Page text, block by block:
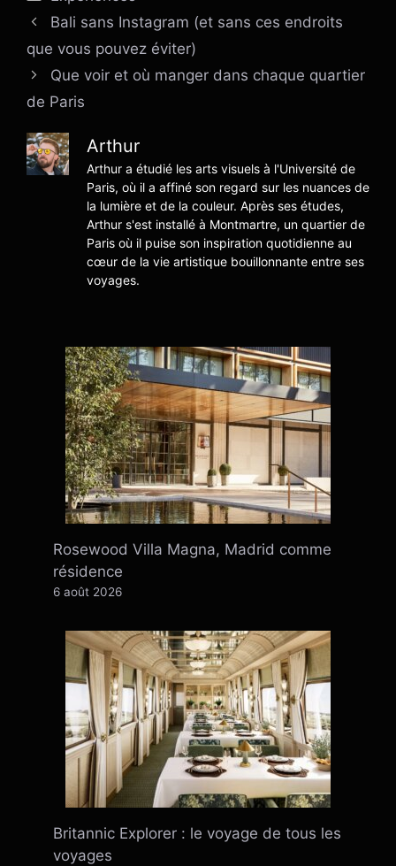
Bali sans Instagram (et sans ces endroits
que vous pouvez éviter)
Que voir et où manger dans chaque quartier
de Paris
Arthur
Arthur a étudié les arts visuels à l'Université de
Paris, où il a affiné son regard sur les nuances de
la lumière et de la couleur. Après ses études,
Arthur s'est installé à Montmartre, un quartier de
Paris où il puise son inspiration quotidienne au
cœur de la vie artistique bouillonnante entre ses
voyages.
Rosewood Villa Magna, Madrid comme
résidence
6 août 2026
Britannic Explorer : le voyage de tous les
voyages